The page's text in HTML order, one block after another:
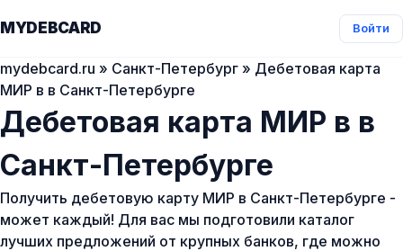
MYDEBCARD Войти
mydebcard.ru » Санкт-Петербург » Дебетовая карта
МИР в в Санкт-Петербурге
Дебетовая карта МИР в в
Санкт-Петербурге
Получить дебетовую карту МИР в Санкт-Петербурге -
может каждый! Для вас мы подготовили каталог
лучших предложений от крупных банков, где можно